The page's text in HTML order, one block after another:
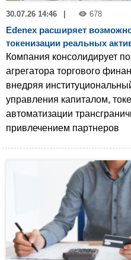
30.07.26 14:46 678
Edenex расширяет
токенизации реальных
Компания консолидирует
агрегатора торгового
внедряя
управления капиталом,
автоматизации
привлечением партнеров